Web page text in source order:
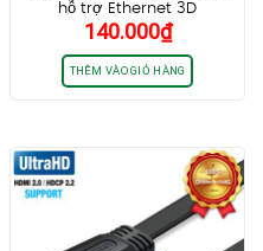
hỗ trợ Ethernet 3D
4K@60hz HDR 18Gbps
140.000₫
THÊM VÀO GIỎ HÀNG